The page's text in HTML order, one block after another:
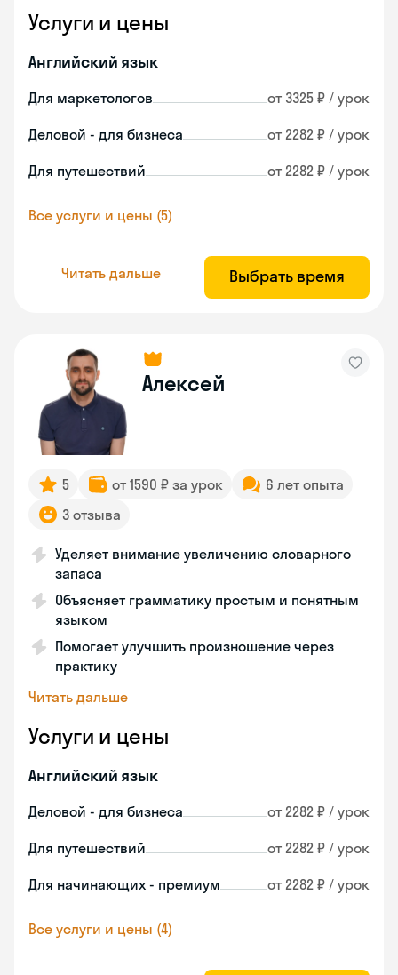
Услуги и цены
Английский язык
Для маркетологов от 3325 ₽ / урок
Деловой - для бизнеса от 2282 ₽ / урок
Для путешествий от 2282 ₽ / урок
Все услуги и цены (5)
Читать дальше Выбрать время
Алексей
5 от 1590 ₽ за урок
6 лет опыта
3 отзыва
Уделяет внимание увеличению словарного
запаса
Объясняет грамматику простым и понятным
языком
Помогает улучшить произношение через
практику
Читать дальше
Услуги и цены
Английский язык
Деловой - для бизнеса от 2282 ₽ / урок
Для путешествий от 2282 ₽ / урок
Для начинающих - премиум от 2282 ₽ / урок
Все услуги и цены (4)